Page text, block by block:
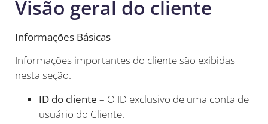
Visão geral do cliente
Informações Básicas
Informações importantes do cliente são exibidas
nesta seção.
ID do cliente – O ID exclusivo de uma conta de
usuário do Cliente.